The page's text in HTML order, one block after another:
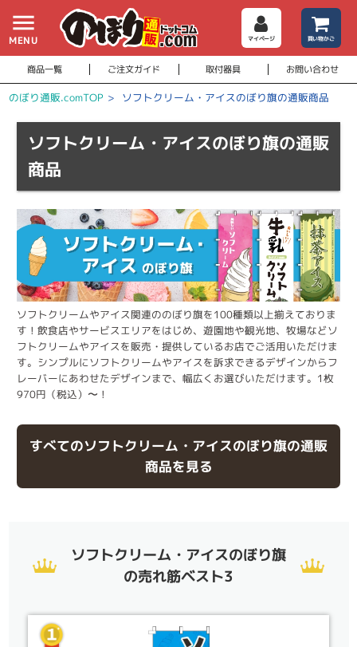
menu
MENU マイページ 買い物かご
商品一覧 ご注文ガイド 取付器具 お問い合わせ
のぼり通販.comTOP > ソフトクリーム・アイスのぼり旗の通販商品
ソフトクリーム・アイスのぼり旗の通販
商品
ソフトクリームやアイス関連ののぼり旗を100種類以上揃えておりま
す！飲食店やサービスエリアをはじめ、遊園地や観光地、牧場などソ
フトクリームやアイスを販売・提供しているお店でご活用いただけま
す。シンプルにソフトクリームやアイスを訴求できるデザインからフ
レーバーにあわせたデザインまで、幅広くお選びいただけます。1枚
970円（税込）〜！
すべてのソフトクリーム・アイスのぼり旗の通販
商品を見る
ソフトクリーム・アイスのぼり旗
の売れ筋ベスト3